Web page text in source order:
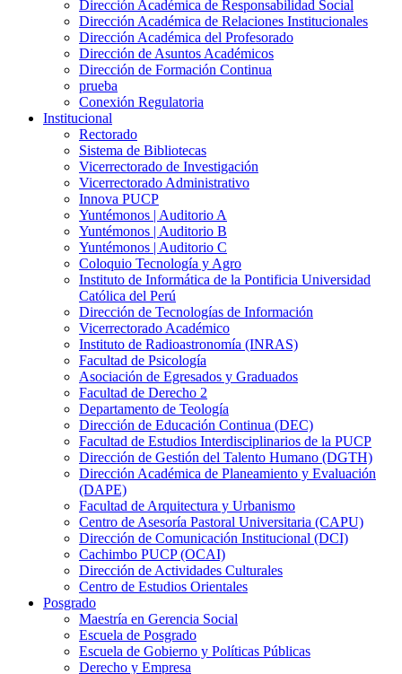
Dirección Académica de Responsabilidad Social
Dirección Académica de Relaciones Institucionales
Dirección Académica del Profesorado
Dirección de Asuntos Académicos
Dirección de Formación Continua
prueba
Conexión Regulatoria
Institucional
Rectorado
Sistema de Bibliotecas
Vicerrectorado de Investigación
Vicerrectorado Administrativo
Innova PUCP
Yuntémonos | Auditorio A
Yuntémonos | Auditorio B
Yuntémonos | Auditorio C
Coloquio Tecnología y Agro
Instituto de Informática de la Pontificia Universidad
Católica del Perú
Dirección de Tecnologías de Información
Vicerrectorado Académico
Instituto de Radioastronomía (INRAS)
Facultad de Psicología
Asociación de Egresados y Graduados
Facultad de Derecho 2
Departamento de Teología
Dirección de Educación Continua (DEC)
Facultad de Estudios Interdisciplinarios de la PUCP
Dirección de Gestión del Talento Humano (DGTH)
Dirección Académica de Planeamiento y Evaluación
(DAPE)
Facultad de Arquitectura y Urbanismo
Centro de Asesoría Pastoral Universitaria (CAPU)
Dirección de Comunicación Institucional (DCI)
Cachimbo PUCP (OCAI)
Dirección de Actividades Culturales
Centro de Estudios Orientales
Posgrado
Maestría en Gerencia Social
Escuela de Posgrado
Escuela de Gobierno y Políticas Públicas
Derecho y Empresa